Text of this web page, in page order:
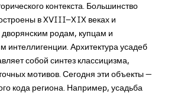
контекста. Большинство
в XVIII–XIX веках и
родам, купцам и
интеллигенции. Архитектура усадеб
собой синтез классицизма,
мотивов. Сегодня эти объекты —
кода региона. Например, усадьба